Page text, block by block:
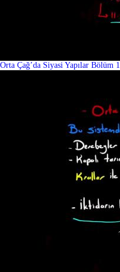
Orta Çağ’da Siyasi Yapılar Bölüm 1